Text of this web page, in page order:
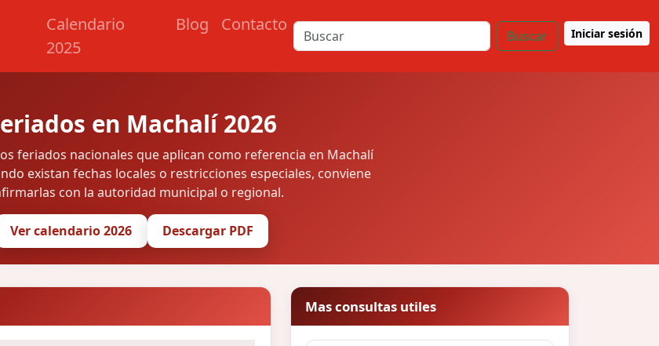
Calendario
2025
Blog Contacto
Buscar Iniciar sesión
en Machalí 2026
feriados nacionales que aplican como referencia en Machalí
existan fechas locales o restricciones especiales, conviene
con la autoridad municipal o regional.
Ver calendario 2026 Descargar PDF
Mas consultas utiles